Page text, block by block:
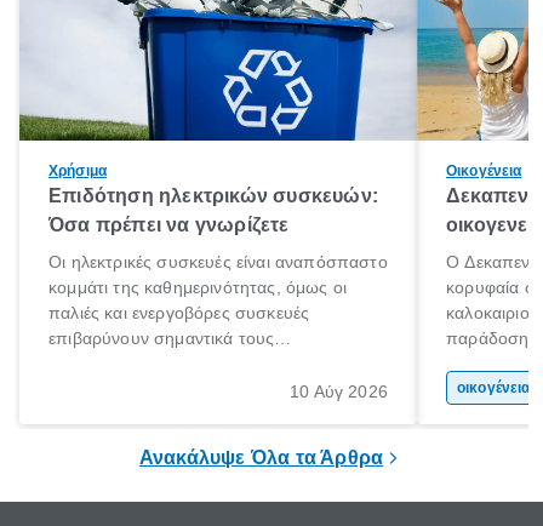
Χρήσιμα
Επιδότηση ηλεκτρικών συσκευών:
Όσα πρέπει να γνωρίζετε
Οι ηλεκτρικές συσκευές είναι αναπόσπαστο
κομμάτι της καθημερινότητας, όμως οι
παλιές και ενεργοβόρες συσκευές
επιβαρύνουν σημαντικά τους
Εδώ ακριβώς έρχεται να βοηθήσει η
καλύπτουν μέρος του κόστους
10 Αύγ 2026
Οικογένεια
Ο
κορυφαία
παράδοση με
χώρας. Είτε
Ανακάλυψε Όλα τα Άρθρα